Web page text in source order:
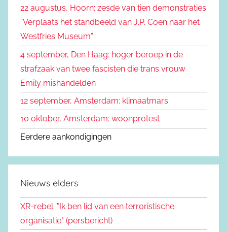
r
:
e
n
22 augustus, Hoorn: zesde van tien demonstraties
“Verplaats het standbeeld van J.P. Coen naar het
Westfries Museum”
4 september, Den Haag: hoger beroep in de
strafzaak van twee fascisten die trans vrouw
Emily mishandelden
12 september, Amsterdam: klimaatmars
10 oktober, Amsterdam: woonprotest
Eerdere aankondigingen
Nieuws elders
XR-rebel: "Ik ben lid van een terroristische
organisatie" (persbericht)